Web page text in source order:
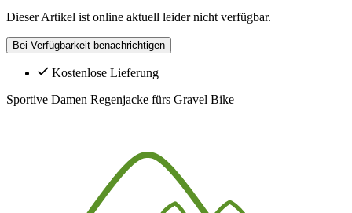
Dieser Artikel ist online aktuell leider nicht verfügbar.
Bei Verfügbarkeit benachrichtigen
Kostenlose Lieferung
Sportive Damen Regenjacke fürs Gravel Bike